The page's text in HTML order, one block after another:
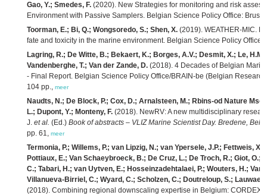
Gao, Y.; Smedes, F. (2020). New Strategies for monitoring and risk
Environment with Passive Samplers. Belgian Science Policy Office:
Toorman, E.; Bi, Q.; Wongsoredo, S.; Shen, X. (2019). WEATHER-MIC.
fate and toxicity in the marine environment. Belgian Science Policy Office:
Lagring, R.; De Witte, B.; Bekaert, K.; Borges, A.V.; Desmit, X.; Le,
Vandenberghe, T.; Van der Zande, D. (2018). 4 Decades of Belgian
- Final Report. Belgian Science Policy Office/BRAIN-be (Belgian
104 pp., meer
Naudts, N.; De Block, P.; Cox, D.; Arnalsteen, M.; Rbins-od Nature
L.; Dupont, Y.; Monteny, F. (2018). NewRV: A new multidisciplinary
J. et al. (Ed.) Book of abstracts – VLIZ Marine Scientist Day. Bredene,
pp. 61, meer
Termonia, P.; Willems, P.; van Lipzig, N.; van Ypersele, J.P.; Fettweis,
Pottiaux, E.; Van Schaeybroeck, B.; De Cruz, L.; De Troch, R.; Giot,
C.; Tabari, H.; van Uytven, E.; Hosseinzadehtalaei, P.; Wouters, H.;
Villanueva-Birriel, C.; Wyard, C.; Scholzen, C.; Doutreloup, S.;
(2018). Combining regional downscaling expertise in Belgium: CORDEX